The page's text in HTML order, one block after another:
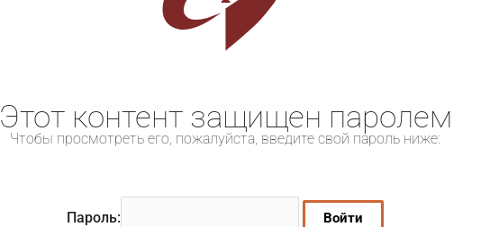
Этот контент защищен паролем
Чтобы просмотреть его, пожалуйста, введите свой пароль ниже:
Пароль: